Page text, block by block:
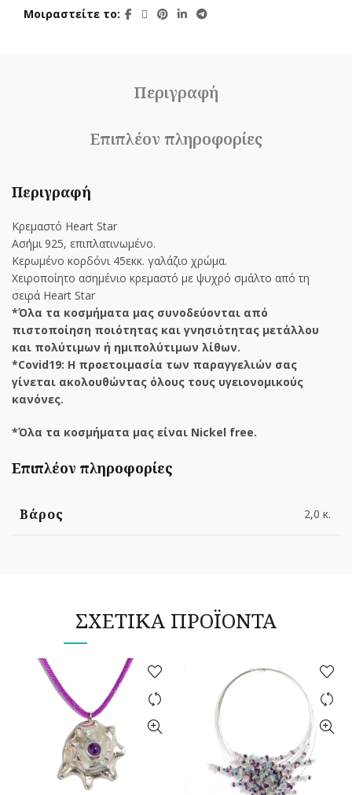
Μοιραστείτε το
Περιγραφή
Επιπλέον πληροφορίες
Περιγραφή
Κρεμαστό Heart Star
Ασήμι 925, επιπλατινωμένο.
Κερωμένο κορδόνι 45εκκ. γαλάζιο χρώμα.
Χειροποίητο ασημένιο κρεμαστό με ψυχρό σμάλτο από τη
σειρά Heart Star
*Όλα τα κοσμήματα μας συνοδεύονται από
πιστοποίηση ποιότητας και γνησιότητας μετάλλου
και πολύτιμων ή ημιπολύτιμων λίθων.
*Covid19: Η προετοιμασία των παραγγελιών σας
γίνεται ακολουθώντας όλους τους υγειονομικούς
κανόνες.
*Όλα τα κοσμήματα μας είναι Nickel free.
Επιπλέον πληροφορίες
Βάρος 2,0 κ.
ΣΧΕΤΙΚΆ ΠΡΟΪΌΝΤΑ